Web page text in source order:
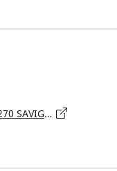
33 Route de Pompadour, 24270 SAVIGNAC-LÉDRIER